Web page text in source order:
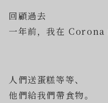
回顧過去
一年前，我在 Corona
人們送蛋糕等等、
他們給我們帶食物。